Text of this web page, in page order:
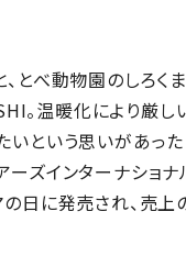
、とべ動物園のしろく
。温暖化により厳
いという思いがあった
ーズインターナショナ
の日に発売され、売上